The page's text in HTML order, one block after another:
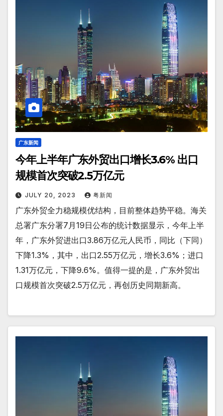
广东新闻
今年上半年广东外贸出口增长3.6% 出口
规模首次突破2.5万亿元
JULY 20, 2023 粤新闻
广东外贸全力稳规模优结构，目前整体趋势平稳。海关
总署广东分署7月19日公布的统计数据显示，今年上半
年，广东外贸进出口3.86万亿元人民币，同比（下同）
下降1.3%，其中，出口2.55万亿元，增长3.6%；进口
1.31万亿元，下降9.6%。值得一提的是，广东外贸出
口规模首次突破2.5万亿元，再创历史同期新高。